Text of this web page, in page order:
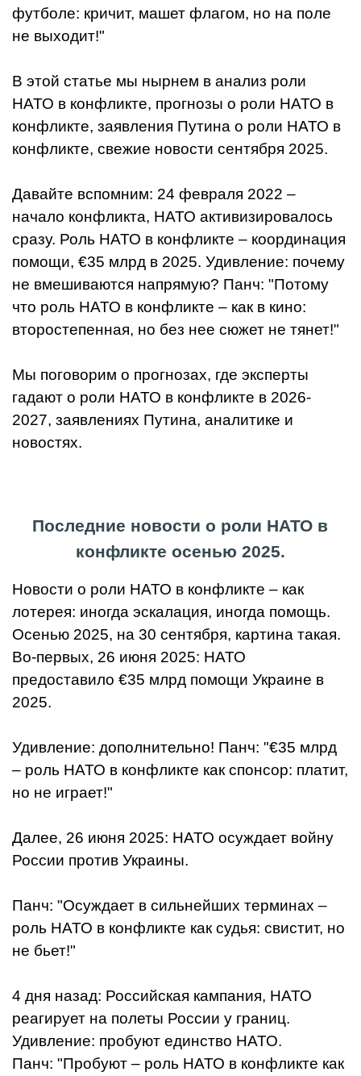
футболе: кричит, машет флагом, но на поле
не выходит!"
В этой статье мы нырнем в анализ роли
НАТО в конфликте, прогнозы о роли НАТО в
конфликте, заявления Путина о роли НАТО в
конфликте, свежие новости сентября 2025.
Давайте вспомним: 24 февраля 2022 –
начало конфликта, НАТО активизировалось
сразу. Роль НАТО в конфликте – координация
помощи, €35 млрд в 2025. Удивление: почему
не вмешиваются напрямую? Панч: "Потому
что роль НАТО в конфликте – как в кино:
второстепенная, но без нее сюжет не тянет!"
Мы поговорим о прогнозах, где эксперты
гадают о роли НАТО в конфликте в 2026-
2027, заявлениях Путина, аналитике и
новостях.
Последние новости о роли НАТО в
конфликте осенью 2025.
Новости о роли НАТО в конфликте – как
лотерея: иногда эскалация, иногда помощь.
Осенью 2025, на 30 сентября, картина такая.
Во-первых, 26 июня 2025: НАТО
предоставило €35 млрд помощи Украине в
2025.
Удивление: дополнительно! Панч: "€35 млрд
– роль НАТО в конфликте как спонсор: платит,
но не играет!"
Далее, 26 июня 2025: НАТО осуждает войну
России против Украины.
Панч: "Осуждает в сильнейших терминах –
роль НАТО в конфликте как судья: свистит, но
не бьет!"
4 дня назад: Российская кампания, НАТО
реагирует на полеты России у границ.
Удивление: пробуют единство НАТО.
Панч: "Пробуют – роль НАТО в конфликте как